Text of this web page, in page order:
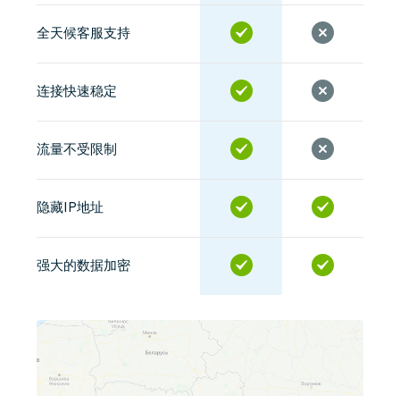
全天候客服支持
连接快速稳定
流量不受限制
隐藏IP地址
强大的数据加密